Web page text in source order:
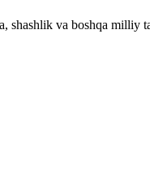
va boshqa milliy